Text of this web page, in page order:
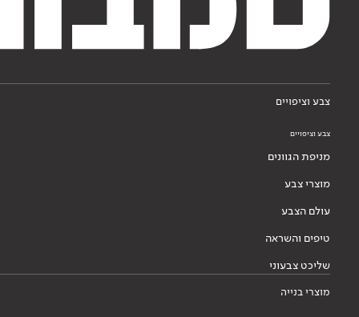
צבע וציפויים
צבע וציפויים
מניפת הגוונים
מוצרי צבע
עולם הצבע
טיפים והשראה
שליכט צבעוני
מוצרי בנייה